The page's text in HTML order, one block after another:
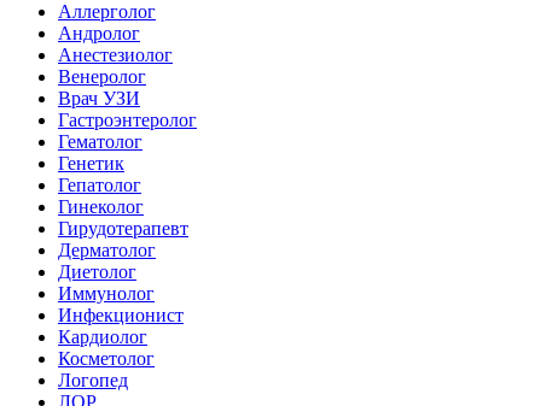
Аллерголог
Андролог
Анестезиолог
Венеролог
Врач УЗИ
Гастроэнтеролог
Гематолог
Генетик
Гепатолог
Гинеколог
Гирудотерапевт
Дерматолог
Диетолог
Иммунолог
Инфекционист
Кардиолог
Косметолог
Логопед
ЛОР